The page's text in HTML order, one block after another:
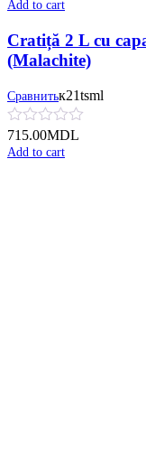
Add to cart
Cratiță 2 L cu
(Malachite)
Сравнитьк21tsml
715.00MDL
Add to cart